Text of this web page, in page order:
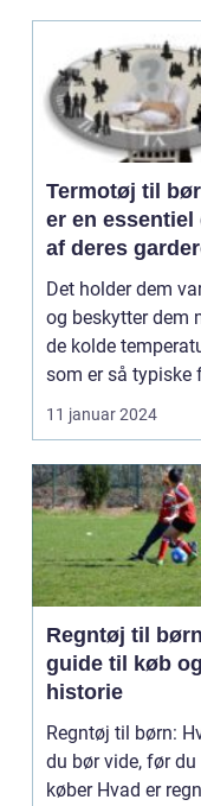
Termotøj til
er en essentiel
af deres
i
Det holder dem
og beskytter dem
de kolde
som er så typiske
denne tid på ...
11 januar 2024
Regntøj til børn En
guide til køb og
historie
Regntøj til børn:
du bør vide, før du
køber Hvad er regntøj